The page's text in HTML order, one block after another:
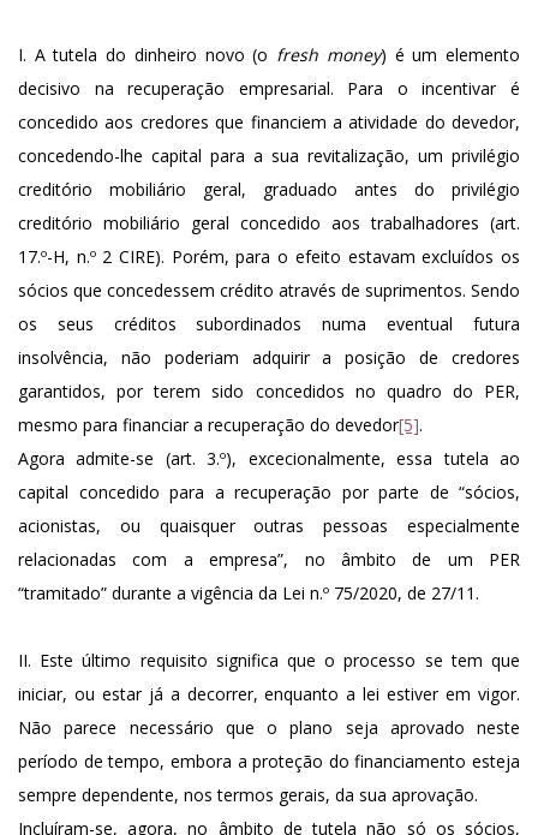
I. A tutela do dinheiro novo (o fresh money) é um elemento
decisivo na recuperação empresarial. Para o incentivar é
concedido aos credores que financiem a atividade do devedor,
concedendo-lhe capital para a sua revitalização, um privilégio
creditório mobiliário geral, graduado antes do privilégio
creditório mobiliário geral concedido aos trabalhadores (art.
17.º-H, n.º 2 CIRE). Porém, para o efeito estavam excluídos os
sócios que concedessem crédito através de suprimentos. Sendo
os seus créditos subordinados numa eventual futura
insolvência, não poderiam adquirir a posição de credores
garantidos, por terem sido concedidos no quadro do PER,
mesmo para financiar a recuperação do devedor[5].
Agora admite-se (art. 3.º), excecionalmente, essa tutela ao
capital concedido para a recuperação por parte de “sócios,
acionistas, ou quaisquer outras pessoas especialmente
relacionadas com a empresa”, no âmbito de um PER
“tramitado” durante a vigência da Lei n.º 75/2020, de 27/11.
II. Este último requisito significa que o processo se tem que
iniciar, ou estar já a decorrer, enquanto a lei estiver em vigor.
Não parece necessário que o plano seja aprovado neste
período de tempo, embora a proteção do financiamento esteja
sempre dependente, nos termos gerais, da sua aprovação.
Incluíram-se, agora, no âmbito de tutela não só os sócios,